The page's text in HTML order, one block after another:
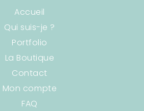
Accueil
Qui suis-je ?
Portfolio
La Boutique
Contact
Mon compte
FAQ